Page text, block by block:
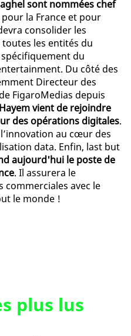
sont nommées chef
la France et pour
consolider les
les entités du
du
Du côté des
Directeur des
FigaroMedias depuis
vient de rejoindre
des opérations digitales.
au cœur des
data. Enfin, last but
aujourd'hui le poste de
. Il assurera le
commerciales avec le
le monde !
plus lus